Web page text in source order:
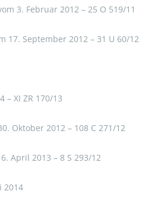
3. Februar 2012 – 25 O 519/11
17. September 2012 – 31 U 60/12
– XI ZR 170/13
Oktober 2012 – 108 C 271/12
April 2013 – 8 S 293/12
2014